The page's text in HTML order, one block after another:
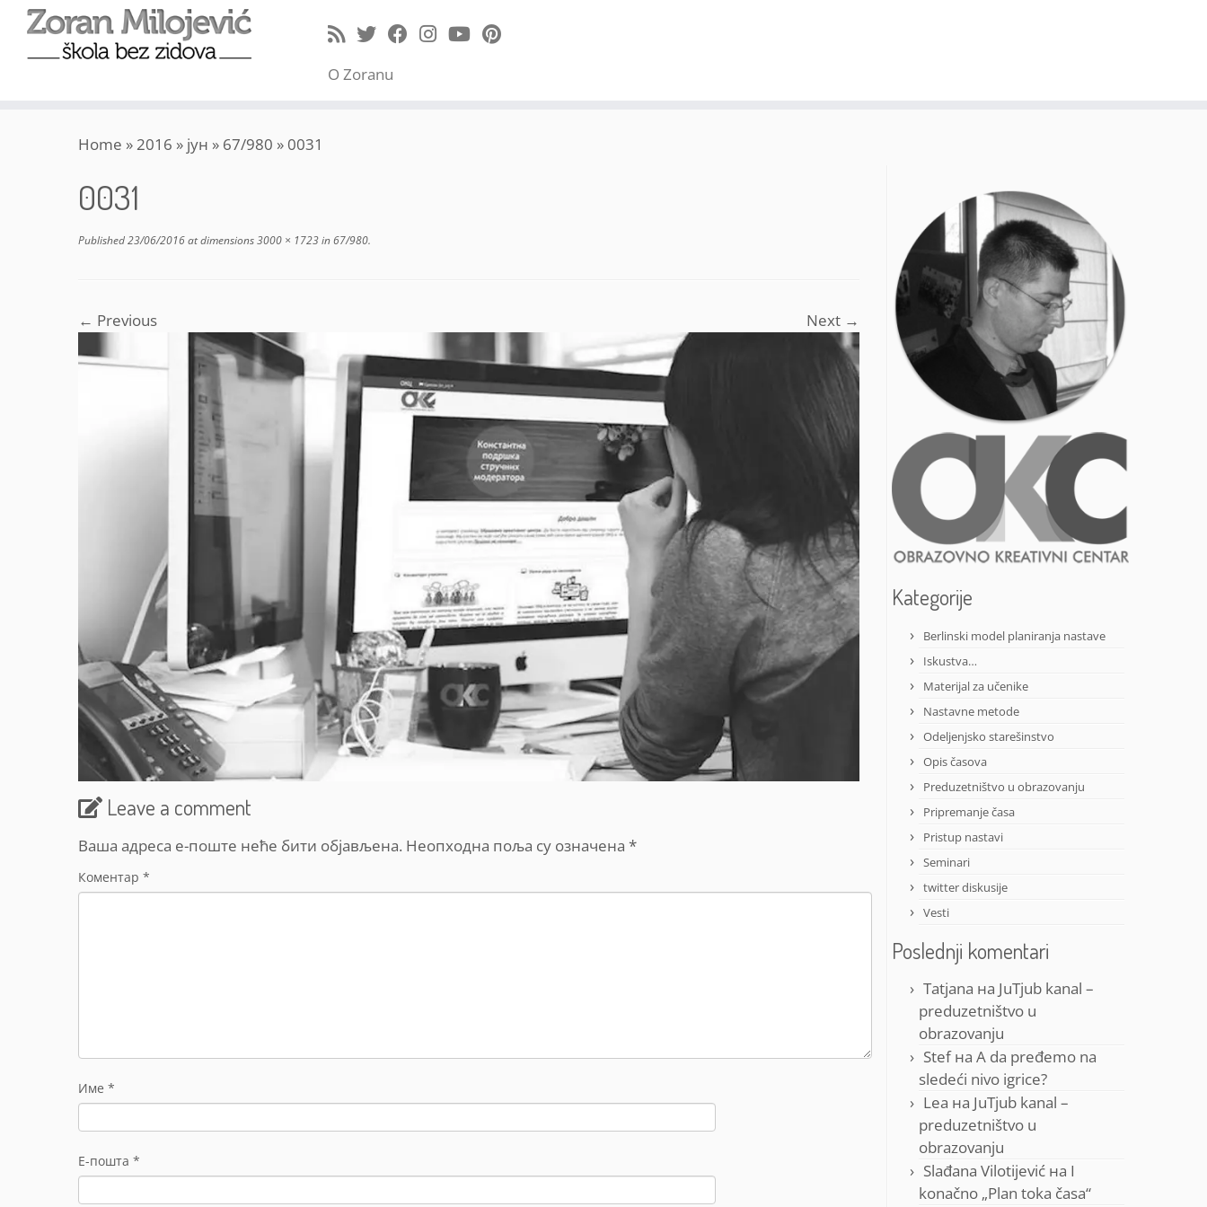
O Zoranu
Home »2016 » јун » 67/980 » 0031
0031
Published23/06/2016at dimensions3000 × 1723in67/980.
← Previous Next →
Leave a comment
Ваша адреса е-поште неће бити објављена. Неопходна поља су означена *
Коментар *
Име *
Е-пошта *
Kategorije
Berlinski model planiranja nastave
Iskustva…
Materijal za učenike
Nastavne metode
Odeljenjsko starešinstvo
Opis časova
Preduzetništvo u obrazovanju
Pripremanje časa
Pristup nastavi
Seminari
twitter diskusije
Vesti
Poslednji komentari
Tatjana на JuTjub kanal –
preduzetništvo u
obrazovanju
Stefна A da pređemo na
sledeći nivo igrice?
Lea на JuTjub kanal –
preduzetništvo u
obrazovanju
Slađana Vilotijević на I
konačno „Plan toka časa“